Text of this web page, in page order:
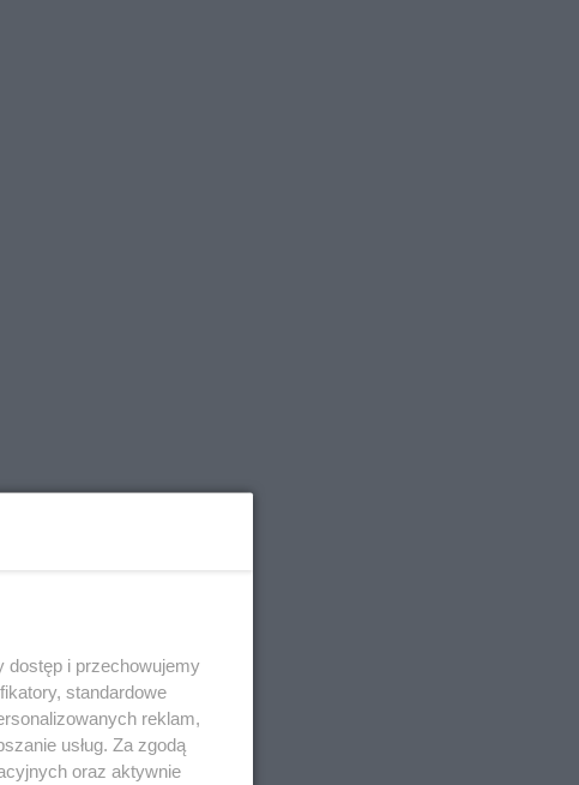
dostęp i przechowujemy
standardowe
reklam,
usług. Za zgodą
oraz aktywnie